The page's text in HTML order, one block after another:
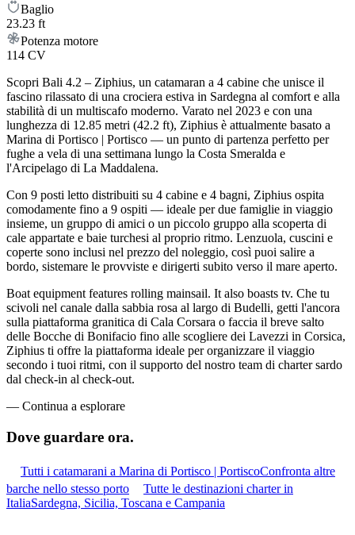
Baglio
23.23 ft
Potenza motore
114 CV
Scopri Bali 4.2 – Ziphius, un catamaran a 4 cabine che unisce il
fascino rilassato di una crociera estiva in Sardegna al comfort e alla
stabilità di un multiscafo moderno. Varato nel 2023 e con una
lunghezza di 12.85 metri (42.2 ft), Ziphius è attualmente basato a
Marina di Portisco | Portisco — un punto di partenza perfetto per
fughe a vela di una settimana lungo la Costa Smeralda e
l'Arcipelago di La Maddalena.
Con 9 posti letto distribuiti su 4 cabine e 4 bagni, Ziphius ospita
comodamente fino a 9 ospiti — ideale per due famiglie in viaggio
insieme, un gruppo di amici o un piccolo gruppo alla scoperta di
cale appartate e baie turchesi al proprio ritmo. Lenzuola, cuscini e
coperte sono inclusi nel prezzo del noleggio, così puoi salire a
bordo, sistemare le provviste e dirigerti subito verso il mare aperto.
Boat equipment features rolling mainsail. It also boasts tv. Che tu
scivoli nel canale dalla sabbia rosa al largo di Budelli, getti l'ancora
sulla piattaforma granitica di Cala Corsara o faccia il breve salto
delle Bocche di Bonifacio fino alle scogliere dei Lavezzi in Corsica,
Ziphius ti offre la piattaforma ideale per organizzare il viaggio
secondo i tuoi ritmi, con il supporto del nostro team di charter sardo
dal check-in al check-out.
— Continua a esplorare
Dove guardare ora.
Tutti i catamarani a Marina di Portisco | PortiscoConfronta altre
barche nello stesso porto
Tutte le destinazioni charter in
ItaliaSardegna, Sicilia, Toscana e Campania